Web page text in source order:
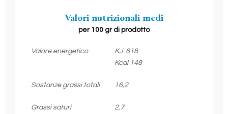
Valori nutrizionali medi
per 100 gr di prodotto
Valore energetico
KJ 618
Kcal 148
Sostanze grassi totali 16,2
Grassi saturi 2,7